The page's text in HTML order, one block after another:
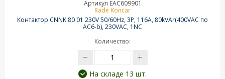
Артикул EAC609901
Rade Koncar
Контактор CNNK 80 01 230V 50/60Hz, 3P, 116A, 80kVAr(400VAC по
AC6-b), 230VAC, 1NC
Количество:
На складе 13 шт.